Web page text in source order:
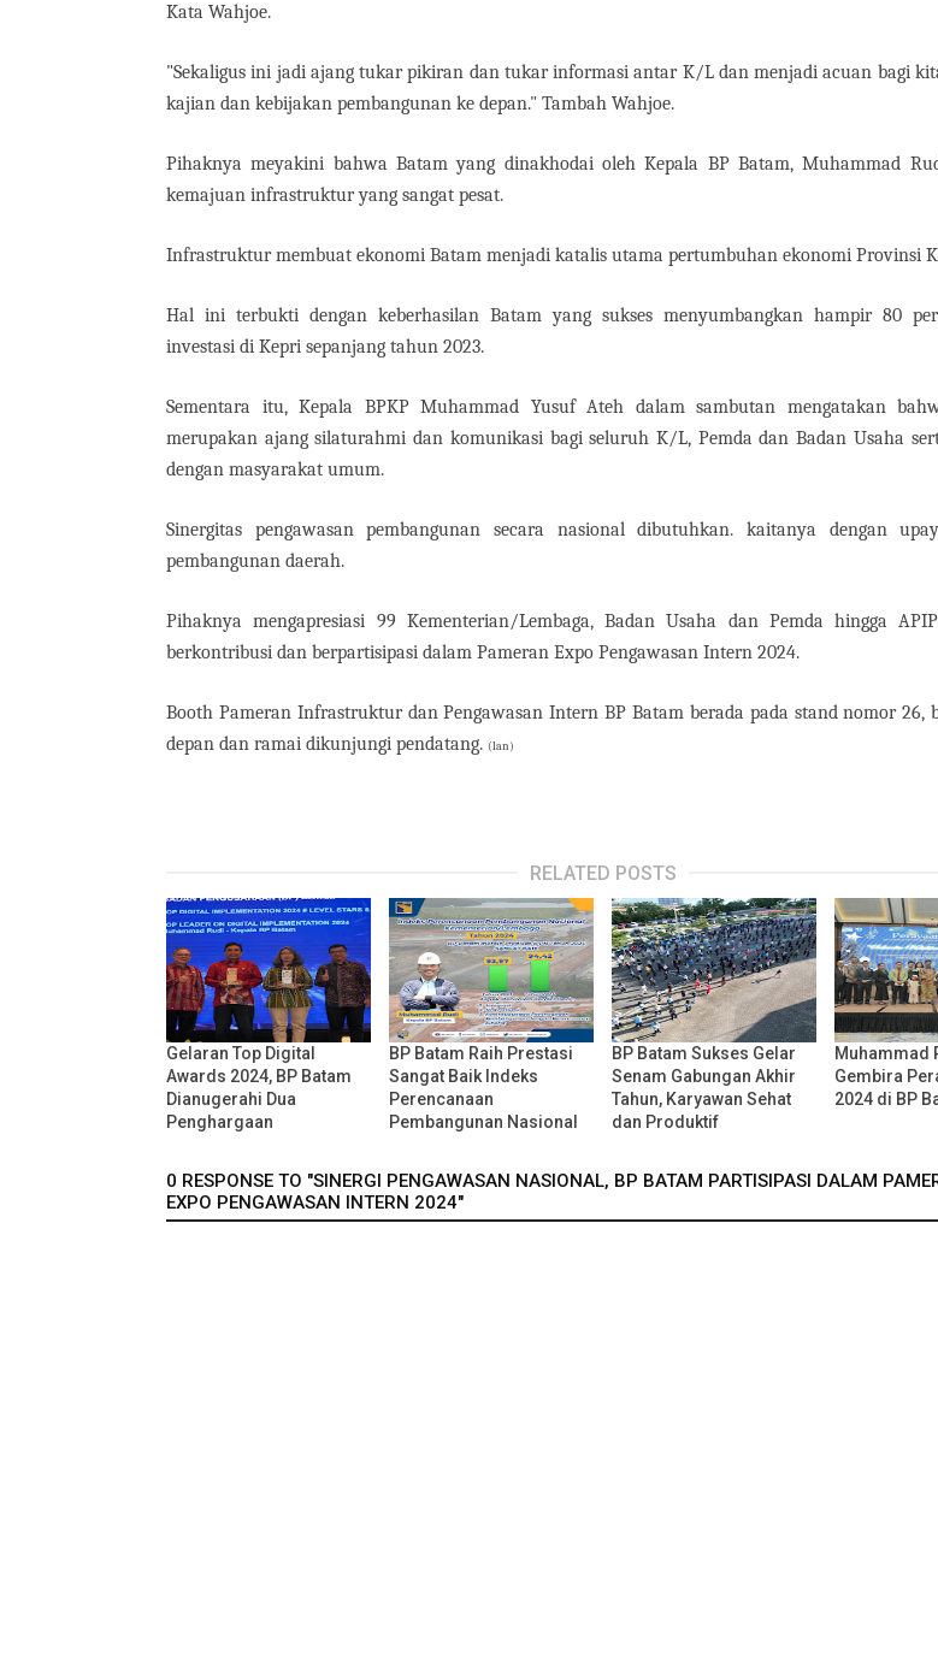
Kata Wahjoe.
"Sekaligus ini jadi ajang tukar pikiran dan tukar informasi antar K/L dan menjadi acuan bagi
kajian dan kebijakan pembangunan ke depan." Tambah Wahjoe.
Pihaknya meyakini bahwa Batam yang dinakhodai oleh Kepala BP Batam, Muhammad
kemajuan infrastruktur yang sangat pesat.
Infrastruktur membuat ekonomi Batam menjadi katalis utama pertumbuhan ekonomi Provinsi
Hal ini terbukti dengan keberhasilan Batam yang sukses menyumbangkan hampir 80
investasi di Kepri sepanjang tahun 2023.
Sementara itu, Kepala BPKP Muhammad Yusuf Ateh dalam sambutan mengatakan
merupakan ajang silaturahmi dan komunikasi bagi seluruh K/L, Pemda dan Badan Usaha
dengan masyarakat umum.
Sinergitas pengawasan pembangunan secara nasional dibutuhkan. kaitanya dengan
pembangunan daerah.
Pihaknya mengapresiasi 99 Kementerian/Lembaga, Badan Usaha dan Pemda hingga
berkontribusi dan berpartisipasi dalam Pameran Expo Pengawasan Intern 2024.
Booth Pameran Infrastruktur dan Pengawasan Intern BP Batam berada pada stand nomor 26,
depan dan ramai dikunjungi pendatang. (lan)
RELATED POSTS
Gelaran Top Digital
Awards 2024, BP Batam
Dianugerahi Dua
Penghargaan
BP Batam Raih Prestasi
Sangat Baik Indeks
Perencanaan
Pembangunan Nasional
BP Batam Sukses Gelar
Senam Gabungan Akhir
Tahun, Karyawan Sehat
dan Produktif
Muhammad
Gembira
2024 di BP
0 RESPONSE TO "SINERGI PENGAWASAN NASIONAL, BP BATAM PARTISIPASI DALAM
EXPO PENGAWASAN INTERN 2024"